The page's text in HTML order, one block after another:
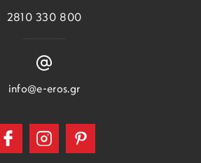
2810 330 800
info@e-eros.gr